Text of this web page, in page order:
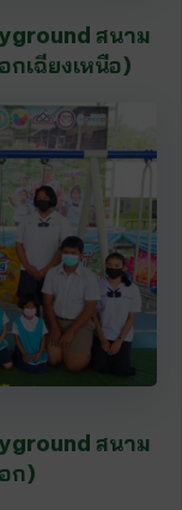
สนาม
กเฉียงเหนือ)
สนาม
ก)